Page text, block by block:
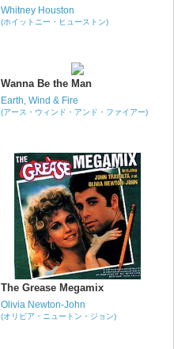
Whitney Houston
(ホイットニー・ヒューストン)
Wanna Be the Man
Earth, Wind & Fire
(アース・ウィンド・アンド・ファイアー)
The Grease Megamix
Olivia Newton-John
(オリビア・ニュートン・ジョン)